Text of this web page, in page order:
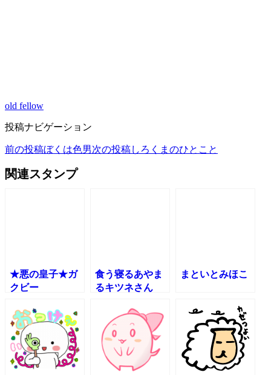
old fellow
投稿ナビゲーション
前の投稿ぼくは色男次の投稿しろくまのひとこと
関連スタンプ
★悪の皇子★ガ
クビー
食う寝るあやま
るキツネさん
まといとみほこ